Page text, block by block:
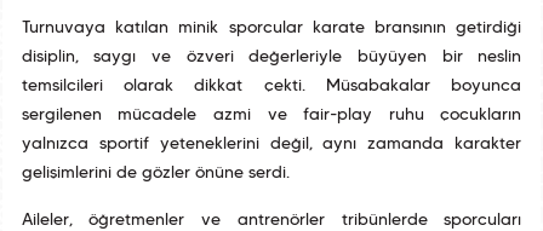
Turnuvaya katılan minik sporcular karate branşının getirdiği
disiplin, saygı ve özveri değerleriyle büyüyen bir neslin
temsilcileri olarak dikkat çekti. Müsabakalar boyunca
sergilenen mücadele azmi ve fair-play ruhu çocukların
yalnızca sportif yeteneklerini değil, aynı zamanda karakter
gelişimlerini de gözler önüne serdi.
Aileler, öğretmenler ve antrenörler tribünlerde sporcuları